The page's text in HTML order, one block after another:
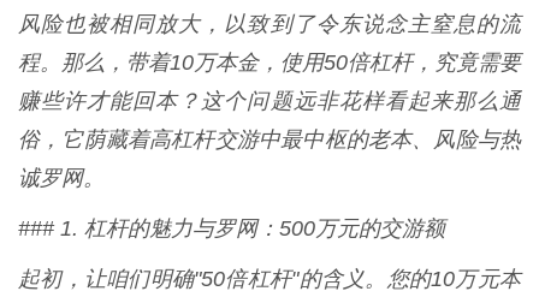
风险也被相同放大，以致到了令东说念主窒息的流
程。那么，带着10万本金，使用50倍杠杆，究竟需要
赚些许才能回本？这个问题远非花样看起来那么通
俗，它荫藏着高杠杆交游中最中枢的老本、风险与热
诚罗网。
### 1. 杠杆的魅力与罗网：500万元的交游额
起初，让咱们明确"50倍杠杆"的含义。您的10万元本